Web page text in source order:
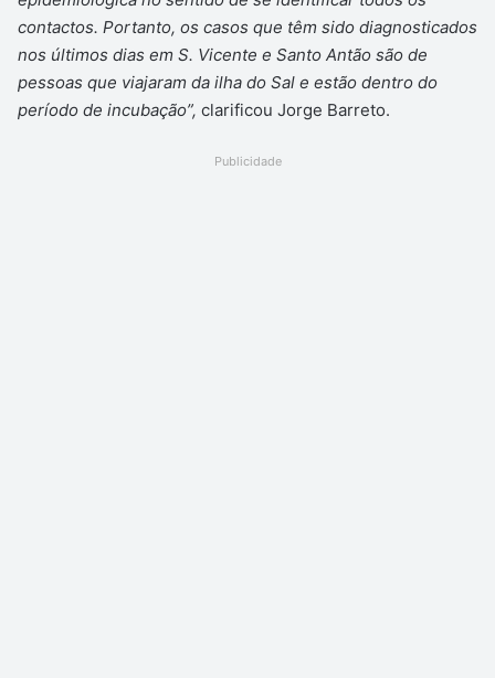
contactos. Portanto, os casos que têm sido diagnosticados
nos últimos dias em S. Vicente e Santo Antão são de
pessoas que viajaram da ilha do Sal e estão dentro do
período de incubação”, clarificou Jorge Barreto.
Publicidade